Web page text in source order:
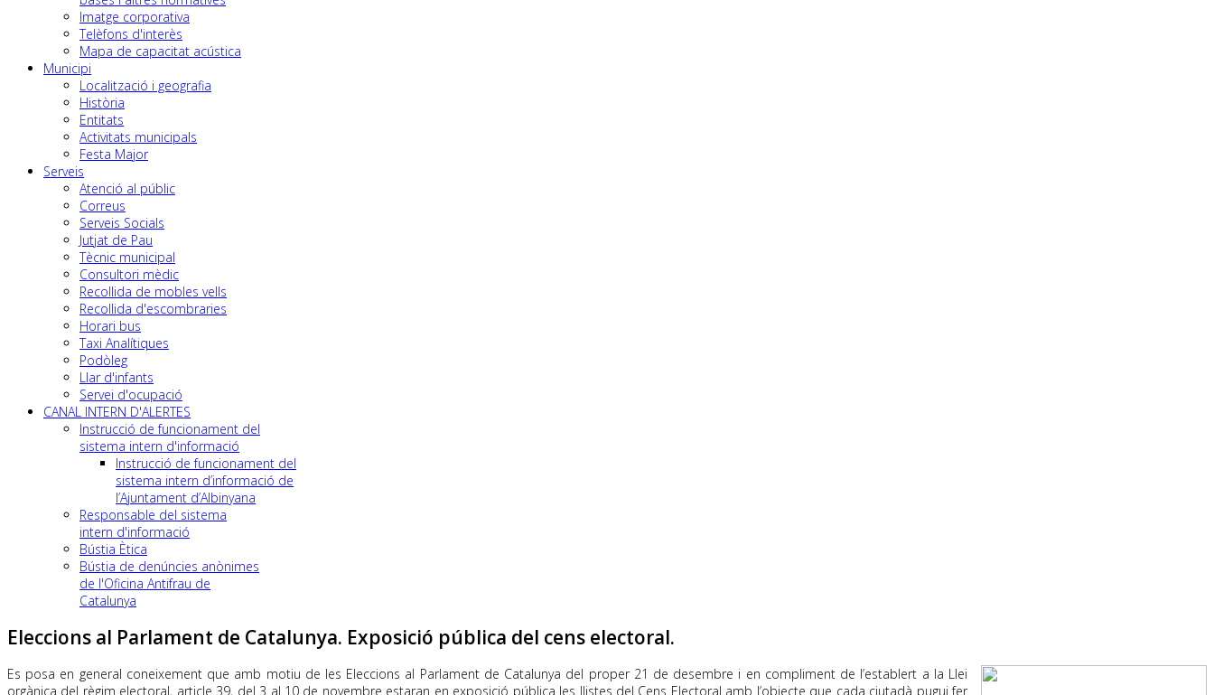
Imatge corporativa
Telèfons d'interès
Mapa de capacitat acústica
Municipi
Localització i geografia
Història
Entitats
Activitats municipals
Festa Major
Serveis
Atenció al públic
Correus
Serveis Socials
Jutjat de Pau
Tècnic municipal
Consultori mèdic
Recollida de mobles vells
Recollida d'escombraries
Horari bus
Taxi Analítiques
Podòleg
Llar d'infants
Servei d'ocupació
CANAL INTERN D'ALERTES
Instrucció de funcionament del
sistema intern d'informació
Instrucció de funcionament del
sistema intern d’informació de
l’Ajuntament d’Albinyana
Responsable del sistema
intern d'informació
Bústia Ètica
Bústia de denúncies anònimes
de l'Oficina Antifrau de
Catalunya
Eleccions al Parlament de Catalunya. Exposició pública del cens electoral.
Es posa en general coneixement que amb motiu de les Eleccions al Parlament de Catalunya del proper 21 de desembre i en compliment de l’establert a la Llei
orgànica del règim electoral, article 39, del 3 al 10 de novembre estaran en exposició pública les llistes del Cens Electoral amb l’objecte que cada ciutadà pugui fer